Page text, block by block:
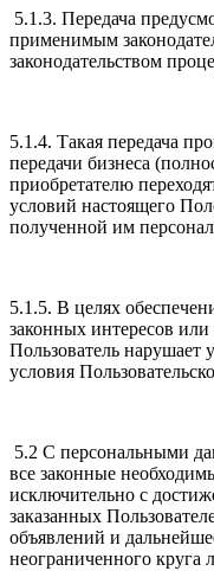
5.1.3. Передача
применимым
законодательством
5.1.4. Такая передача
передачи бизнеса
приобретателю
условий настоящего
полученной им
5.1.5. В целях
законных интересов или
Пользователь нарушает
условия
5.2 С персональными
все законные
исключительно с
заказанных
объявлений и
неограниченного круга